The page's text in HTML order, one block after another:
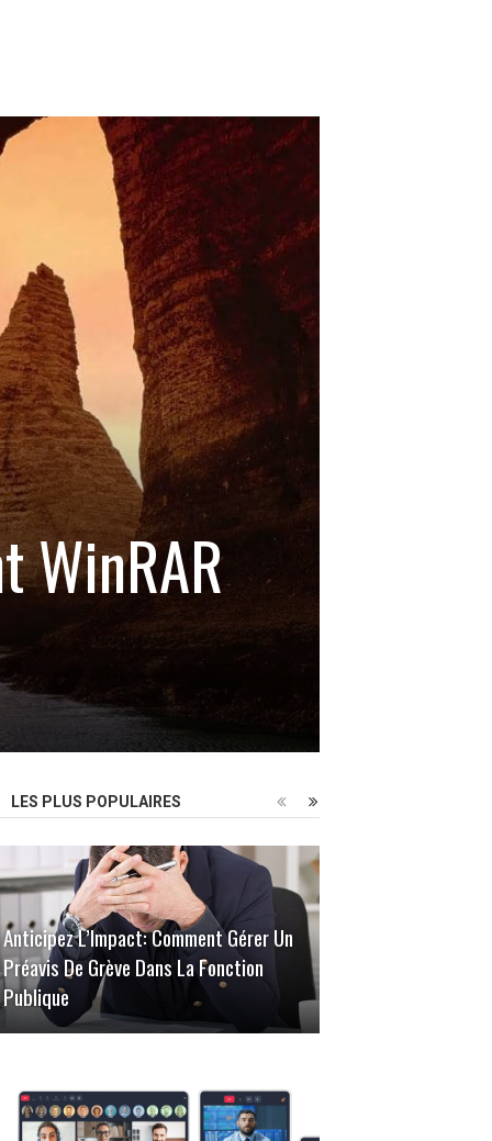
WinRAR
LES PLUS POPULAIRES
Anticipez L’Impact: Comment Gérer Un
Préavis De Grève Dans La Fonction
Publique